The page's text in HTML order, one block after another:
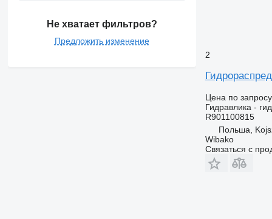
Не хватает фильтров?
Предложить изменение
2
Цена по запросу
Гидравлика -
R901100815
Польша,
Wibako
Связаться с